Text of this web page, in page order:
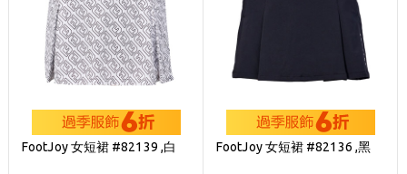
FootJoy 女短裙 #82139 ,白 FootJoy 女短裙 #82136 ,黑